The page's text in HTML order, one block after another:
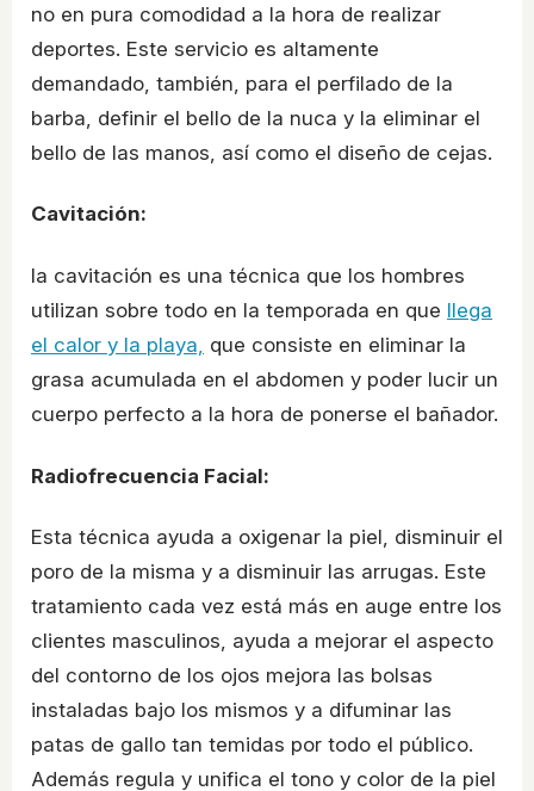
no en pura comodidad a la hora de realizar
deportes. Este servicio es altamente
demandado, también, para el perfilado de la
barba, definir el bello de la nuca y la eliminar el
bello de las manos, así como el diseño de cejas.
Cavitación:
la cavitación es una técnica que los hombres
utilizan sobre todo en la temporada en que llega
el calor y la playa, que consiste en eliminar la
grasa acumulada en el abdomen y poder lucir un
cuerpo perfecto a la hora de ponerse el bañador.
Radiofrecuencia Facial:
Esta técnica ayuda a oxigenar la piel, disminuir el
poro de la misma y a disminuir las arrugas. Este
tratamiento cada vez está más en auge entre los
clientes masculinos, ayuda a mejorar el aspecto
del contorno de los ojos mejora las bolsas
instaladas bajo los mismos y a difuminar las
patas de gallo tan temidas por todo el público.
Además regula y unifica el tono y color de la piel